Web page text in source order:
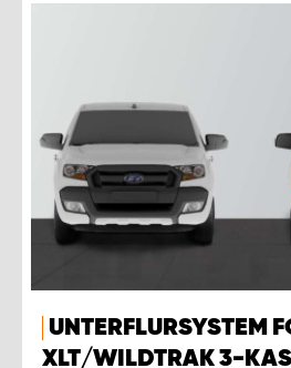
UNTERFLURSYSTEM
XLT/WILDTRAK 3-